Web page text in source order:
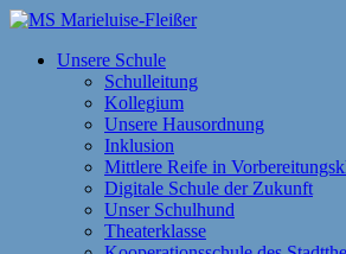
Zum
springen
MS Marieluise-Fleißer
Asamstraße 57 85053 Ingolstadt
Unsere Schule
Schulleitung
Kollegium
Unsere Hausordnung
Inklusion
Mittlere Reife in
Digitale Schule der Zukunft
Unser Schulhund
Theaterklasse